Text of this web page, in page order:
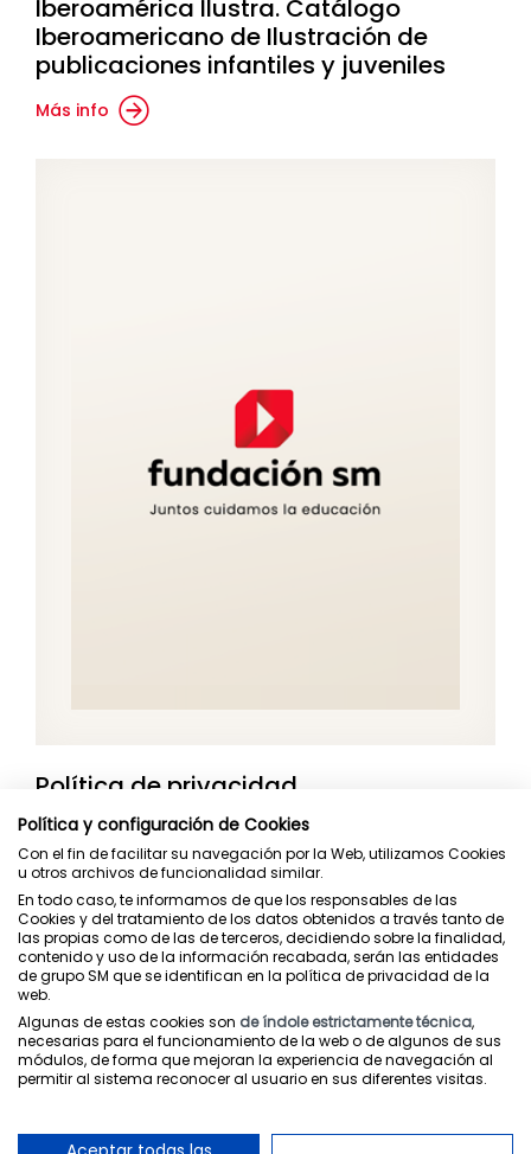
Iberoamérica Ilustra. Catálogo
Iberoamericano de Ilustración de
publicaciones infantiles y juveniles
Más info
Política de privacidad
Más info
Juntos cuidamos la educación
Proyectos Contacto
Política y configuración de Cookies
Con el fin de facilitar su navegación por la Web, utilizamos Cookies
u otros archivos de funcionalidad similar.
En todo caso, te informamos de que los responsables de las
Cookies y del tratamiento de los datos obtenidos a través tanto de
las propias como de las de terceros, decidiendo sobre la finalidad,
contenido y uso de la información recabada, serán las entidades
de grupo SM que se identifican en la política de privacidad de la
web.
Algunas de estas cookies son de índole estrictamente técnica,
necesarias para el funcionamiento de la web o de algunos de sus
módulos, de forma que mejoran la experiencia de navegación al
permitir al sistema reconocer al usuario en sus diferentes visitas.